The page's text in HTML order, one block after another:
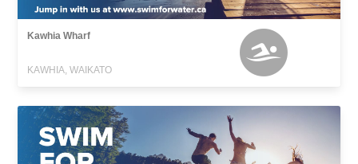
Kawhia Wharf
KAWHIA, WAIKATO